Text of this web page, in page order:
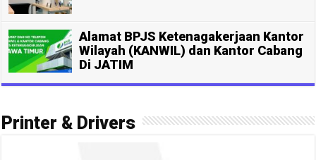
Alamat BPJS Ketenagakerjaan Kantor
Wilayah (KANWIL) dan Kantor Cabang
Di JATIM
Printer & Drivers